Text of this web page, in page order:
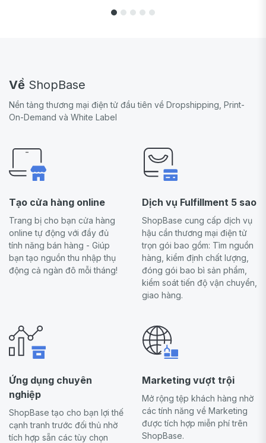
Về ShopBase
Nền tảng thương mại điện tử đầu tiên về Dropshipping, Print-
On-Demand và White Label
Tạo cửa hàng online
Trang bị cho bạn cửa hàng
online tự động với đầy đủ
tính năng bán hàng - Giúp
bạn tạo nguồn thu nhập thụ
động cả ngàn đô mỗi tháng!
Dịch vụ Fulfillment 5 sao
ShopBase cung cấp dịch vụ
hậu cần thương mại điện tử
trọn gói bao gồm: Tìm nguồn
hàng, kiểm định chất lượng,
đóng gói bao bì sản phẩm,
kiểm soát tiến độ vận chuyển,
giao hàng.
Ứng dụng chuyên
nghiệp
ShopBase tạo cho bạn lợi thế
cạnh tranh trước đối thủ nhờ
tích hợp sẵn các tùy chọn
Marketing vượt trội
Mở rộng tệp khách hàng nhờ
các tính năng về Marketing
được tích hợp miễn phí trên
ShopBase.